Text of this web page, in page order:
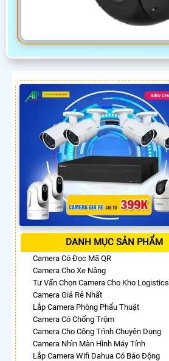
DANH MỤC SẢN PHẨM
Camera Có Đọc Mã QR
Camera Cho Xe Nâng
Tư Vấn Chọn Camera Cho Kho Logistics
Camera Giá Rẻ Nhất
Lắp Camera Phòng Phẩu Thuật
Camera Có Chống Trộm
Camera Cho Công Trình Chuyên Dụng
Camera Nhìn Màn Hình Máy Tính
Lắp Camera Wifi Dahua Có Báo Động